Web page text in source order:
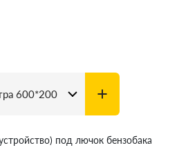
под лючок бензобака